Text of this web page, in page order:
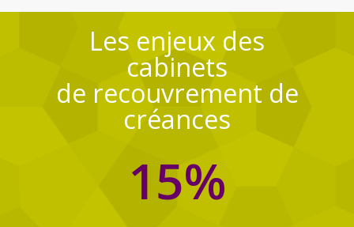
Les enjeux des
cabinets
de recouvrement de
créances
15%